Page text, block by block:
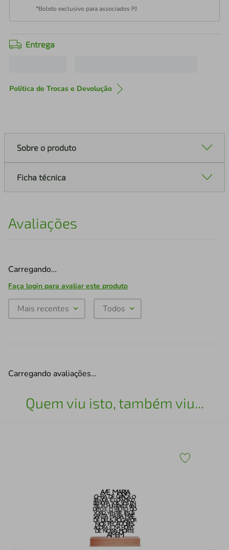
*Boleto exclusivo para associados PJ
Entrega
Política de Trocas e Devolução
Sobre o produto
Ficha técnica
Avaliações
Carregando…
Faça login para avaliar este produto
Mais recentes Todos
Carregando avaliações…
Quem viu isto, também viu...